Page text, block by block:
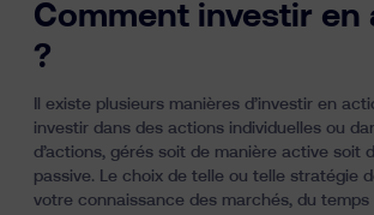
Comment investir en
?
Il existe plusieurs manières d’investir en
investir dans des actions individuelles ou
d’actions, gérés soit de manière active soit
passive. Le choix de telle ou telle stratégie
votre connaissance des marchés, du temps